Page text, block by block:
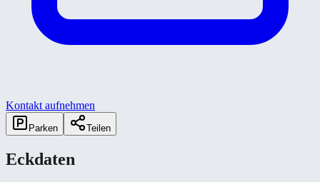
Kontakt aufnehmen
Parken Teilen
Eckdaten